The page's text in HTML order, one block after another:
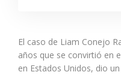
El caso de Liam Conejo
años que se convirtió en
en Estados Unidos, dio